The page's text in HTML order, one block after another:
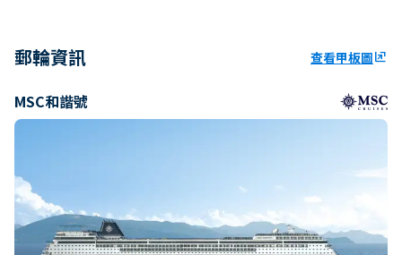
郵輪資訊 查看甲板圖ungroup
MSC和諧號